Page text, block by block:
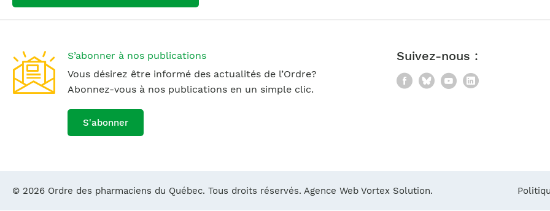
S’abonner à nos publications
Vous désirez être informé des actualités de l’Ordre?
Abonnez-vous à nos publications en un simple clic.
S'abonner
Suivez-nous :
Facebook
BlueskyYouTube
LinkedIn
© 2026 Ordre des pharmaciens du Québec. Tous droits réservés. Agence Web Vortex Solution.